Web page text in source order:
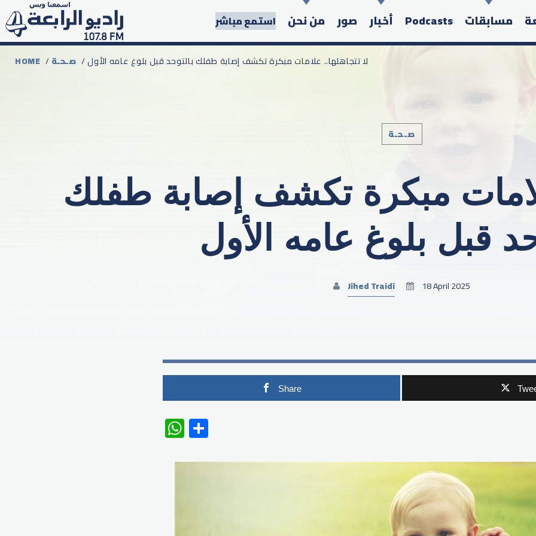
مسابقات Podcasts أخبار صور من نحن استمع مباشر
Search in the website:
HOME /صـحـة / لا تتجاهلها.. علامات مبكرة تكشف إصابة طفلك بالتوحد قبل بلوغ عامه الأول
صـحـة
مبكرة تكشف إصابة طفلك
قبل بلوغ عامه الأول
Jihed Traidi 18 April 2025
Share
WhatsApp